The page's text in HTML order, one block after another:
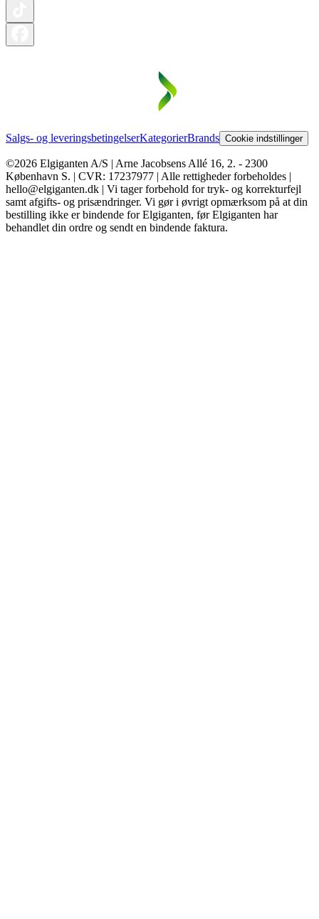
Salgs- og leveringsbetingelserKategorierBrands Cookie indstillinger
©2026 Elgiganten A/S | Arne Jacobsens Allé 16, 2. - 2300
København S. | CVR: 17237977 | Alle rettigheder forbeholdes |
hello@elgiganten.dk | Vi tager forbehold for tryk- og korrekturfejl
samt afgifts- og prisændringer. Vi gør i øvrigt opmærksom på at din
bestilling ikke er bindende for Elgiganten, før Elgiganten har
behandlet din ordre og sendt en bindende faktura.